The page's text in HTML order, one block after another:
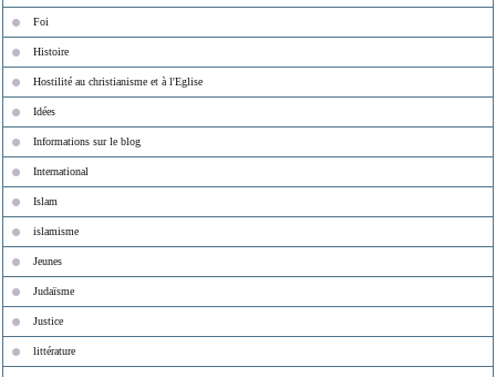
Foi
Histoire
Hostilité au christianisme et à l'Eglise
Idées
Informations sur le blog
International
Islam
islamisme
Jeunes
Judaïsme
Justice
littérature